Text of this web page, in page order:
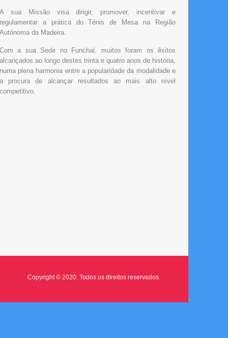
A sua Missão visa dirigir, promover, incentivar e
regulamentar a prática do Ténis de Mesa na Região
Autónoma da Madeira.
Com a sua Sede no Funchal, muitos foram os êxitos
alcançados ao longo destes trinta e quatro anos de história,
numa plena harmonia entre a popularidade da modalidade e
a procura de alcançar resultados ao mais alto nível
competitivo.
Copyright © 2020. Todos os direitos reservados.